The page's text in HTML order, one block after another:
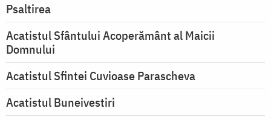
Psaltirea
Acatistul Sfântului Acoperământ al Maicii
Domnului
Acatistul Sfintei Cuvioase Parascheva
Acatistul Buneivestiri